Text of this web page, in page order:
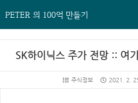
PETER 의 100억 만들기
SK하이닉스 주가 전망 :: 여
주식정보 2021. 2.